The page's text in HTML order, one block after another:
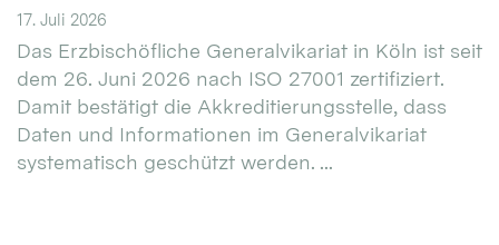
17. Juli 2026
Das Erzbischöfliche Generalvikariat in Köln ist seit
dem 26. Juni 2026 nach ISO 27001 zertifiziert.
Damit bestätigt die Akkreditierungsstelle, dass
Daten und Informationen im Generalvikariat
systematisch geschützt werden. ...